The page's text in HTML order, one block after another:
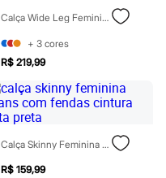
Calça Wide Leg Feminina De Alfaiataria Preta
+ 3 cores
R$ 219,99
Calça Skinny Feminina Jeans Com Fendas Cintura Alta Preta
R$ 159,99